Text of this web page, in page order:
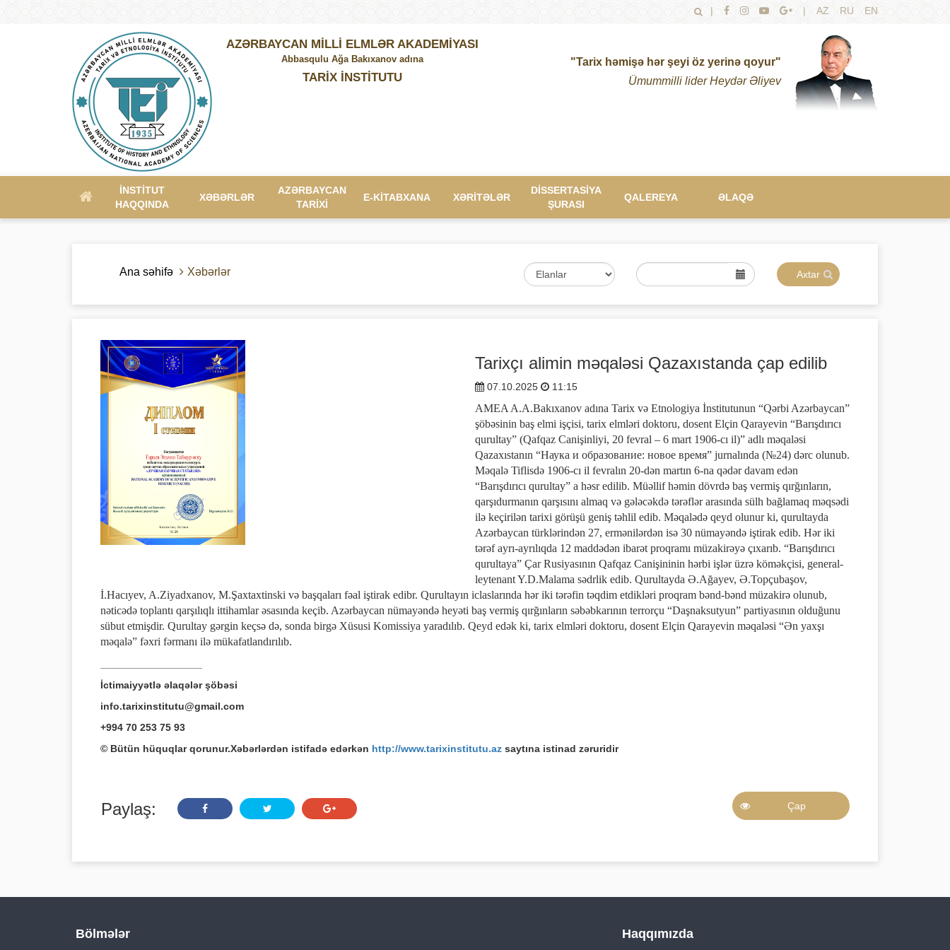
| | AZ RU EN
AZƏRBAYCAN MİLLİ ELMLƏR AKADEMİYASI
Abbasqulu Ağa Bakıxanov adına
TARİX İNSTİTUTU
"Tarix həmişə hər şeyi öz yerinə qoyur"
Ümummilli lider Heydər Əliyev
İNSTITUT
HAQQINDA
XƏBƏRLƏR
AZƏRBAYCAN
TARİXİ
E-KİTABXANA XƏRİTƏLƏR
DİSSERTASİYA
ŞURASI
QALEREYA ƏLAQƏ
Ana səhifə Xəbərlər
Tarixçı alimin məqaləsi Qazaxıstanda çap edilib
07.10.2025 11:15
AMEA A.A.Bakıxanov adına Tarix və Etnologiya İnstitutunun “Qərbi Azərbaycan”
şöbəsinin baş elmi işçisi, tarix elmləri doktoru, dosent Elçin Qarayevin “Barışdırıcı
qurultay” (Qafqaz Canişinliyi, 20 fevral – 6 mart 1906-cı il)” adlı məqaləsi
Qazaxıstanın “Наука и образование: новое время” jurnalında (№24) dərc olunub.
Məqalə Tiflisdə 1906-cı il fevralın 20-dən martın 6-na qədər davam edən
“Barışdırıcı qurultay” a həsr edilib. Müəllif həmin dövrdə baş vermiş qırğınların,
qarşıdurmanın qarşısını almaq və gələcəkdə tərəflər arasında sülh bağlamaq məqsədi
ilə keçirilən tarixi görüşü geniş təhlil edib. Məqalədə qeyd olunur ki, qurultayda
Azərbaycan türklərindən 27, ermənilərdən isə 30 nümayəndə iştirak edib. Hər iki
tərəf ayrı-ayrılıqda 12 maddədən ibarət proqramı müzakirəyə çıxarıb. “Barışdırıcı
qurultaya” Çar Rusiyasının Qafqaz Canişininin hərbi işlər üzrə köməkçisi, general-
leytenant Y.D.Malama sədrlik edib. Qurultayda Ə.Ağayev, Ə.Topçubaşov,
İ.Hacıyev, A.Ziyadxanov, M.Şaxtaxtinski və başqaları fəal iştirak edibr. Qurultayın iclaslarında hər iki tərəfin təqdim etdikləri proqram bənd-bənd müzakirə olunub,
nəticədə toplantı qarşılıqlı ittihamlar əsasında keçib. Azərbaycan nümayəndə heyəti baş vermiş qırğınların səbəbkarının terrorçu “Daşnaksutyun” partiyasının olduğunu
sübut etmişdir. Qurultay gərgin keçsə də, sonda birgə Xüsusi Komissiya yaradılıb. Qeyd edək ki, tarix elmləri doktoru, dosent Elçin Qarayevin məqaləsi “Ən yaxşı
məqalə” fəxri fərmanı ilə mükafatlandırılıb.
İctimaiyyətlə əlaqələr şöbəsi
info.tarixinstitutu@gmail.com
+994 70 253 75 93
© Bütün hüquqlar qorunur.Xəbərlərdən istifadə edərkən http://www.tarixinstitutu.az saytına istinad zəruridir
Paylaş: Çap
Bölmələr Haqqımızda